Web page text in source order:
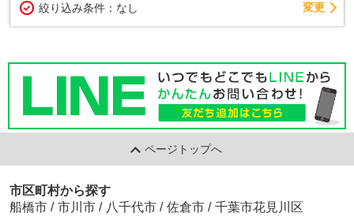
絞り込み条件： なし 変更
ページトップへ
市区町村から探す
船橋市 / 市川市 / 八千代市 / 佐倉市 / 千葉市花見川区